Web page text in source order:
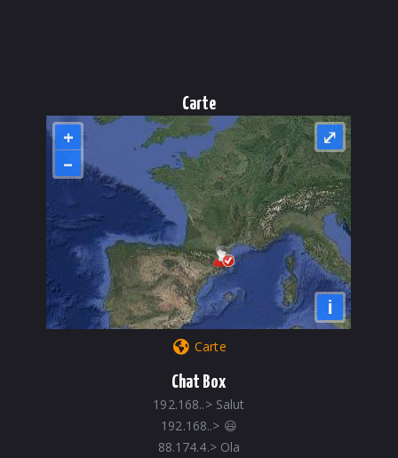
Carte
+
–
i
⤢
Carte
Chat Box
192.168..> Salut
192.168..> 😃
88.174.4.> Ola